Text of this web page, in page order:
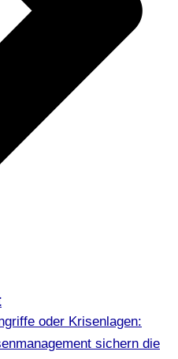
oder Krisenlagen:
sichern die